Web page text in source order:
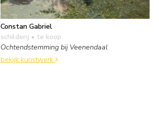
Constan Gabriel
schilderij • te koop
Ochtendstemming bij Veenendaal
bekijk kunstwerk